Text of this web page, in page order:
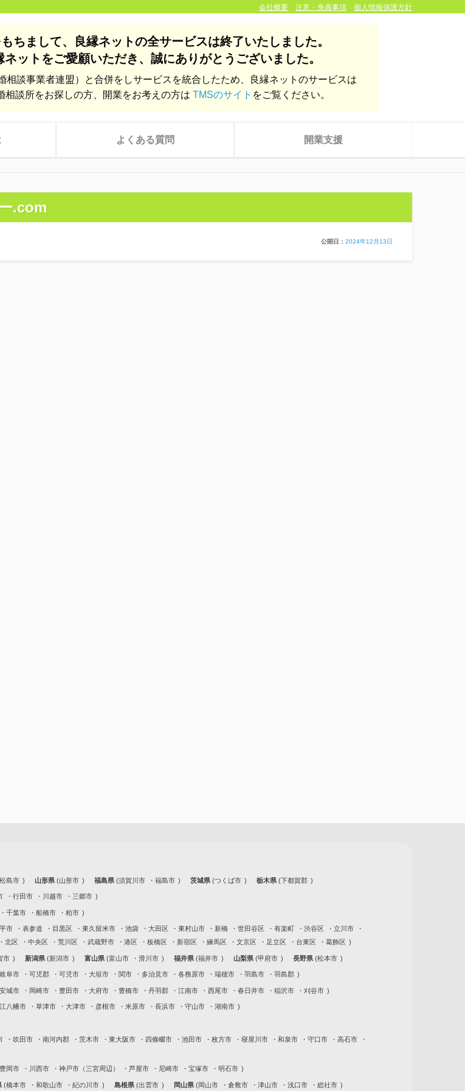
会社概要 注意・免責事項 個人情報保護方針
ちまして、
良縁ネットの全サービスは終了いたしました。
ットをご愛顧いただき、 誠にありがとうございました。
相談事業者連盟）と合併をしサービスを統合したため、良縁ネットのサービスは
相談所をお探しの方、開業をお考えの方は TMSのサイト をご覧ください。
よくある質問 開業支援
.com
公開日： 2024年12月13日
島市 山形県 山形市 福島県 須賀川市 福島市 茨城県 つくば市 栃木県 下都賀郡
行田市 川越市 三郷市
千葉市 船橋市 柏市
市 表参道 目黒区 東久留米市 池袋 大田区 東村山市 新橋 世田谷区 有楽町 渋谷区
立川市
北区 中央区 荒川区 武蔵野市 港区 板橋区 新宿区 練馬区 文京区 足立区 台東区 葛飾区
市 新潟県 新潟市 富山県 富山市 滑川市 福井県 福井市 山梨県 甲府市 長野県 松本市
岐阜市 可児郡 可児市 大垣市 関市 多治見市 各務原市 瑞穂市 羽島市 羽島郡
安城市 岡崎市 豊田市 大府市 豊橋市 丹羽郡 江南市 西尾市 春日井市 稲沢市 刈谷市
八幡市 草津市 大津市 彦根市 米原市 長浜市 守山市 湖南市
吹田市 南河内郡 茨木市 東大阪市 四條畷市 池田市 枚方市 寝屋川市 和泉市 守口市
高石市
豊岡市 川西市 神戸市（三宮周辺） 芦屋市 尼崎市 宝塚市 明石市
橋本市 和歌山市 紀の川市 島根県 出雲市 岡山県 岡山市 倉敷市 津山市 浅口市 総社市